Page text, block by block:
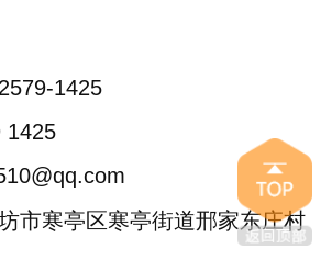
1425
1425
市寒亭区寒亭街道邢家东庄村